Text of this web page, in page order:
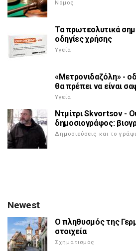
Νόμος
Τα πρωτεολυτικά
οδηγίες χρήσης
Υγεία
«Μετρονιδαζόλη» -
θα πρέπει να είναι
Υγεία
Ντμίτρι Skvortsov -
δημοσιογράφος:
Δημοσιεύσεις και το
Newest
Ο πληθυσμός της
στοιχεία
Σχηματισμός